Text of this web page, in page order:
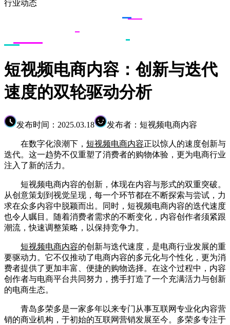
行业动态
短视频电商内容：创新与迭代
速度的双轮驱动分析
发布时间：2025.03.18 发布者：短视频电商内容
在数字化浪潮下， 短视频电商内容正以惊人的速度创新与
迭代。这一趋势不仅重塑了消费者的购物体验，更为电商行业
注入了新的活力。
短视频电商内容的创新，体现在内容与形式的双重突破。
从创意策划到视觉呈现，每一个环节都在不断探索与尝试，力
求在众多内容中脱颖而出。同时，短视频电商内容的迭代速度
也令人瞩目。随着消费者需求的不断变化，内容创作者须紧跟
潮流，快速调整策略，以保持竞争力。
短视频电商内容的创新与迭代速度，是电商行业发展的重
要驱动力。它不仅推动了电商内容的多元化与个性化，更为消
费者提供了更加丰富、便捷的购物选择。在这个过程中，内容
创作者与电商平台共同努力，携手打造了一个充满活力与创新
的电商生态。
青岛多荣多是一家多年以来专门从事互联网专业化内容营
销的商业机构，于初始的互联网营销发展至今。多荣多专注于